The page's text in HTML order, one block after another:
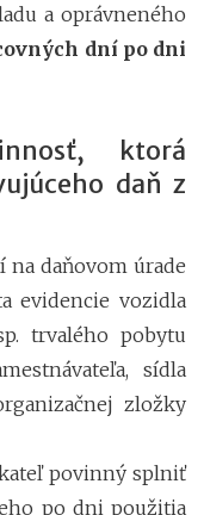
a oprávneného
dní po dni
ktorá
daň z
daňovom úrade
evidencie vozidla
trvalého pobytu
sídla
zložky
povinný splniť
po dni použitia